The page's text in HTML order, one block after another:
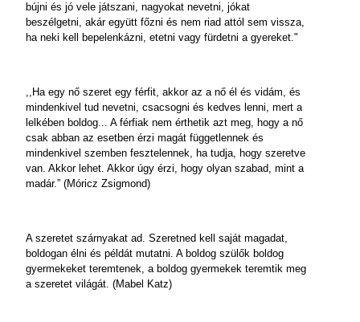
bújni és jó vele játszani, nagyokat nevetni, jókat
beszélgetni, akár együtt főzni és nem riad attól sem vissza,
ha neki kell bepelenkázni, etetni vagy fürdetni a gyereket."
,,Ha egy nő szeret egy férfit, akkor az a nő él és vidám, és
mindenkivel tud nevetni, csacsogni és kedves lenni, mert a
lelkében boldog... A férfiak nem érthetik azt meg, hogy a nő
csak abban az esetben érzi magát függetlennek és
mindenkivel szemben fesztelennek, ha tudja, hogy szeretve
van. Akkor lehet. Akkor úgy érzi, hogy olyan szabad, mint a
madár.” (Móricz Zsigmond)
A szeretet szárnyakat ad. Szeretned kell saját magadat,
boldogan élni és példát mutatni. A boldog szülők boldog
gyermekeket teremtenek, a boldog gyermekek teremtik meg
a szeretet világát. (Mabel Katz)